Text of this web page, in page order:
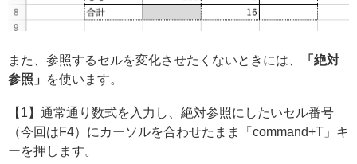
また、参照するセルを変化させたくないときには、
「絶対
参照」
を使います。
【1】通常通り数式を入力し、絶対参照にしたいセル番号
（今回はF4）にカーソルを合わせたまま「command+T」キ
ーを押します。